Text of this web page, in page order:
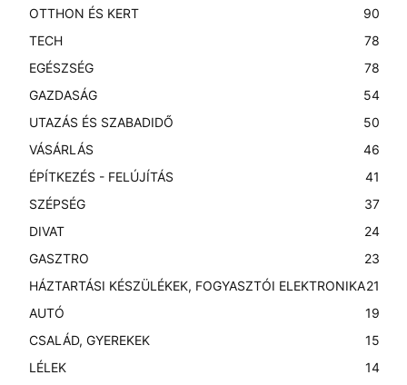
OTTHON ÉS KERT
90
TECH
78
EGÉSZSÉG
78
GAZDASÁG
54
UTAZÁS ÉS SZABADIDŐ
50
VÁSÁRLÁS
46
ÉPÍTKEZÉS - FELÚJÍTÁS
41
SZÉPSÉG
37
DIVAT
24
GASZTRO
23
HÁZTARTÁSI KÉSZÜLÉKEK, FOGYASZTÓI ELEKTRONIKA21
AUTÓ
19
CSALÁD, GYEREKEK
15
LÉLEK
14